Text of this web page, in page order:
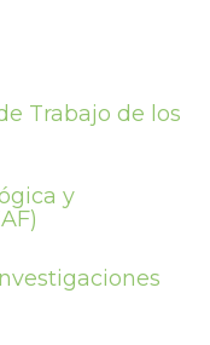
Trabajo de los
y